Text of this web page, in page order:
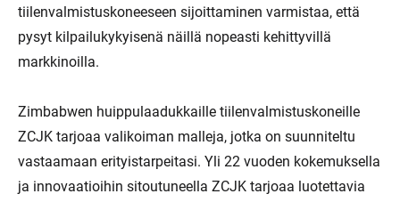
tiilenvalmistuskoneeseen sijoittaminen varmistaa, että
pysyt kilpailukykyisenä näillä nopeasti kehittyvillä
markkinoilla.
Zimbabwen huippulaadukkaille tiilenvalmistuskoneille
ZCJK tarjoaa valikoiman malleja, jotka on suunniteltu
vastaamaan erityistarpeitasi. Yli 22 vuoden kokemuksella
ja innovaatioihin sitoutuneella ZCJK tarjoaa luotettavia